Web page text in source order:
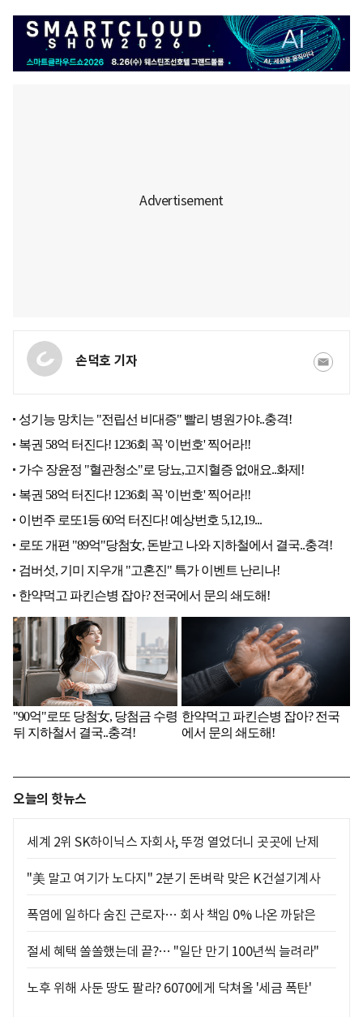
손덕호 기자
오늘의 핫뉴스
세계 2위 SK하이닉스 자회사, 뚜껑 열었더니 곳곳에 난제
"美 말고 여기가 노다지" 2분기 돈벼락 맞은 K건설기계사
폭염에 일하다 숨진 근로자… 회사 책임 0% 나온 까닭은
절세 혜택 쏠쏠했는데 끝?… "일단 만기 100년씩 늘려라"
노후 위해 사둔 땅도 팔라? 6070에게 닥쳐올 '세금 폭탄'